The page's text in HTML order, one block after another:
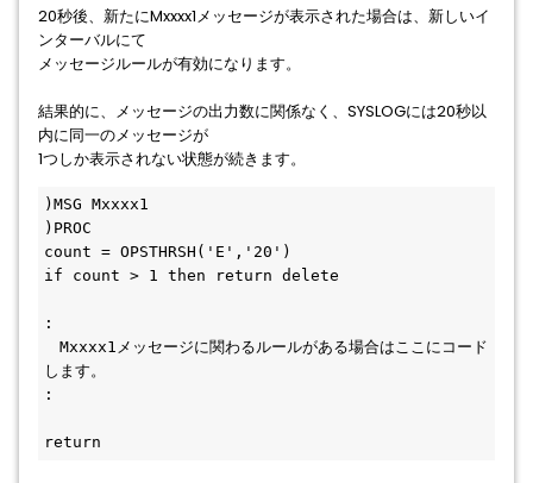
20秒後、新たにMxxxx1メッセージが表示された場合は、新しいイ
ンターバルにて
メッセージルールが有効になります。
結果的に、メッセージの出力数に関係なく、SYSLOGには20秒以
内に同一のメッセージが
1つしか表示されない状態が続きます。
)MSG Mxxxx1
)PROC
count = OPSTHRSH('E','20')
if count > 1 then return delete
:
Mxxxx1メッセージに関わるルールがある場合はここにコード
します。
:
return